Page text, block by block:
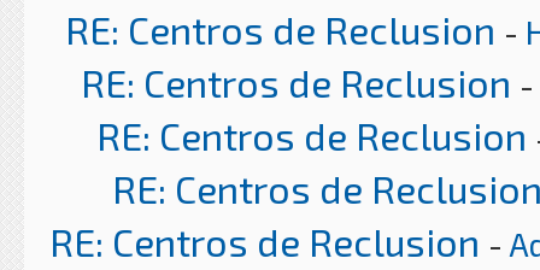
RE: Centros de Reclusion -
RE: Centros de Reclusion -
RE: Centros de Reclusion
RE: Centros de
RE: Centros de Reclusion -